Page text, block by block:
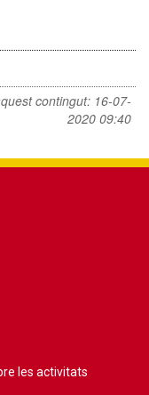
contingut: 16-07-
2020 09:40
les activitats